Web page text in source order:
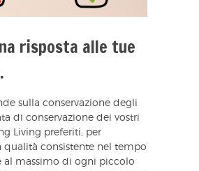
risposta alle tue
sulla conservazione degli
di conservazione dei vostri
Living preferiti, per
qualità consistente nel tempo
al massimo di ogni piccolo